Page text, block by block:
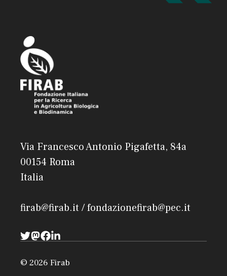
Via Francesco Antonio Pigafetta, 84a
00154 Roma
Italia
firab@firab.it / fondazionefirab@pec.it
© 2026 Firab